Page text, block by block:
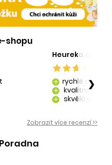
shopu
Heureka.cz [29.
add rychlé dodání
add kvalitně
add skvělá péče o
❯
Zobrazit více recenzí >>
Poradna